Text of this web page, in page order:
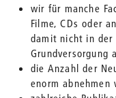
wir für manche
Filme, CDs oder
damit nicht in der
Grundversorgung
die Anzahl der
enorm abnehmen